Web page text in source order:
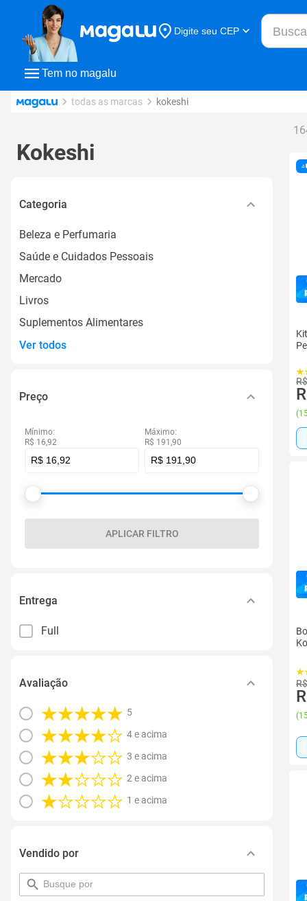
Tem no magalu
Digite seu CEP
Buscar
todas as marcas kokeshi
Kokeshi
Categoria
Beleza e Perfumaria
Saúde e Cuidados Pessoais
Mercado
Livros
Suplementos Alimentares
Ver todos
Preço
Mínimo:
R$ 16,92
Máximo:
R$ 191,90
APLICAR FILTRO
Entrega
Full
Avaliação
5
4 e acima
3 e acima
2 e acima
1 e acima
Vendido por
pesquisar
por
(
(